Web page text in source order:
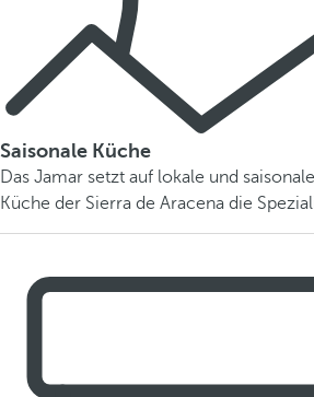
Saisonale Küche
Das Jamar setzt auf lokale und
Küche der Sierra de Aracena die